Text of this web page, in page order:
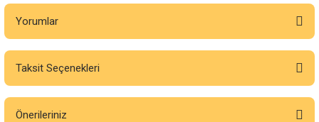
Yorumlar
Bu ürüne ilk yorumu siz yapın!
Taksit Seçenekleri
Önerileriniz